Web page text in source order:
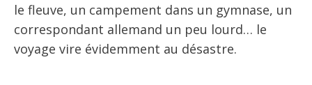
le fleuve, un campement dans un gymnase, un
correspondant allemand un peu lourd… le
voyage vire évidemment au désastre.